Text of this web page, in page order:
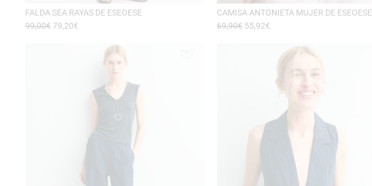
FALDA SEA RAYAS DE ESEOESE
99,00€79,20€
CAMISA ANTONIETA MUJER DE ESEOESE
69,90€ 55,92€